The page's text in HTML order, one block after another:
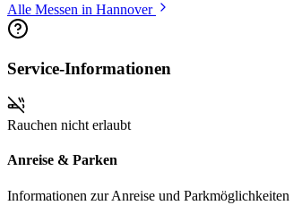
Alle Messen in Hannover
Service-Informationen
Rauchen nicht erlaubt
Anreise & Parken
Informationen zur Anreise und